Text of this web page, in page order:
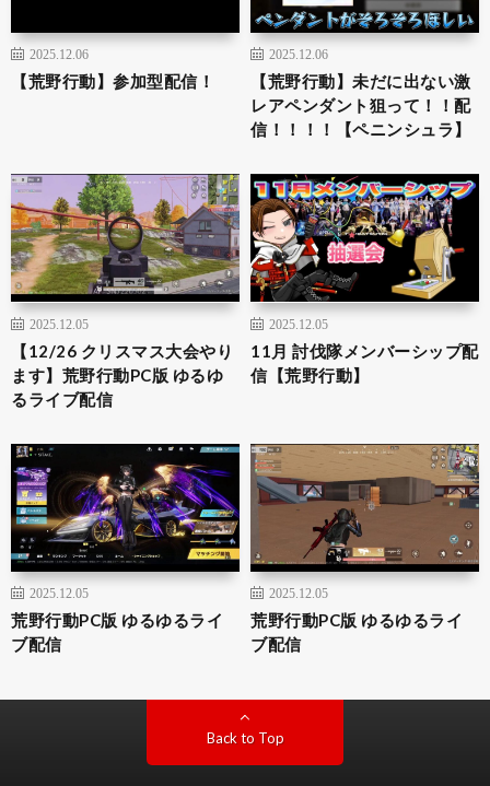
2025.12.06
【荒野行動】参加型配信！
2025.12.06
【荒野行動】未だに出ない激
レアペンダント狙って！！配
信！！！！【ペニンシュラ】
2025.12.05
【12/26 クリスマス大会やり
ます】荒野行動PC版 ゆるゆ
るライブ配信
2025.12.05
11月 討伐隊メンバーシップ配
信【荒野行動】
2025.12.05
荒野行動PC版 ゆるゆるライ
ブ配信
2025.12.05
荒野行動PC版 ゆるゆるライ
ブ配信
Back to Top